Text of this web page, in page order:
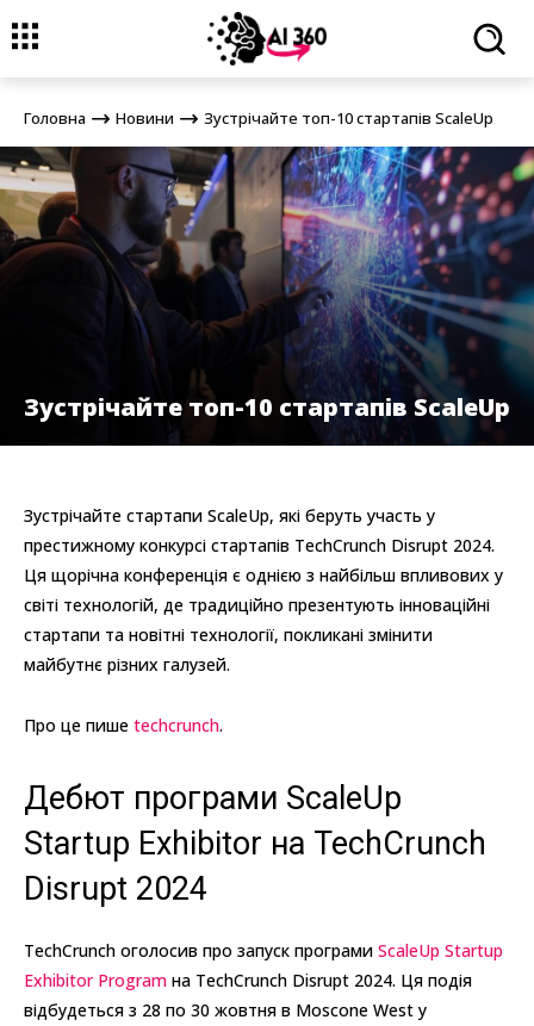
Головна Зустрічайте топ-10 стартапів ScaleUp
Головна Новини Зустрічайте топ-10 стартапів ScaleUp
Зустрічайте топ-10 стартапів ScaleUp
Зустрічайте стартапи ScaleUp, які беруть участь у
престижному конкурсі стартапів TechCrunch Disrupt 2024.
Ця щорічна конференція є однією з найбільш впливових у
світі технологій, де традиційно презентують інноваційні
стартапи та новітні технології, покликані змінити
майбутнє різних галузей.
Про це пише techcrunch.
Дебют програми ScaleUp
Startup Exhibitor на TechCrunch
Disrupt 2024
TechCrunch оголосив про запуск програми ScaleUp Startup
Exhibitor Program на TechCrunch Disrupt 2024. Ця подія
відбудеться з 28 по 30 жовтня в Moscone West у